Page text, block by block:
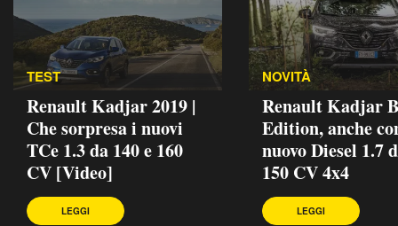
TEST
Renault Kadjar 2019 |
Che sorpresa i nuovi
TCe 1.3 da 140 e 160
CV [Video]
LEGGI
NOVITÀ
Renault Kadjar
Edition, anche
nuovo Diesel 1.7
150 CV 4x4
LEGGI